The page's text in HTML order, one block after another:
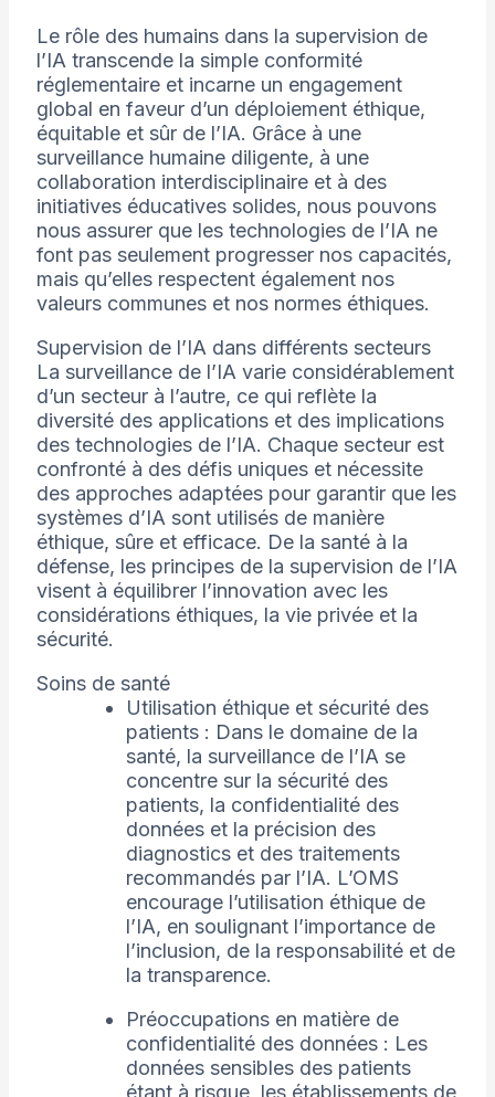
Le rôle des humains dans la supervision de
l’IA transcende la simple conformité
réglementaire et incarne un engagement
global en faveur d’un déploiement éthique,
équitable et sûr de l’IA. Grâce à une
surveillance humaine diligente, à une
collaboration interdisciplinaire et à des
initiatives éducatives solides, nous pouvons
nous assurer que les technologies de l’IA ne
font pas seulement progresser nos capacités,
mais qu’elles respectent également nos
valeurs communes et nos normes éthiques.
Supervision de l’IA dans différents secteurs
La surveillance de l’IA varie considérablement
d’un secteur à l’autre, ce qui reflète la
diversité des applications et des implications
des technologies de l’IA. Chaque secteur est
confronté à des défis uniques et nécessite
des approches adaptées pour garantir que les
systèmes d’IA sont utilisés de manière
éthique, sûre et efficace. De la santé à la
défense, les principes de la supervision de l’IA
visent à équilibrer l’innovation avec les
considérations éthiques, la vie privée et la
sécurité.
Soins de santé
Utilisation éthique et sécurité des
patients : Dans le domaine de la
santé, la surveillance de l’IA se
concentre sur la sécurité des
patients, la confidentialité des
données et la précision des
diagnostics et des traitements
recommandés par l’IA. L’OMS
encourage l’utilisation éthique de
l’IA, en soulignant l’importance de
l’inclusion, de la responsabilité et de
la transparence.
Préoccupations en matière de
confidentialité des données : Les
données sensibles des patients